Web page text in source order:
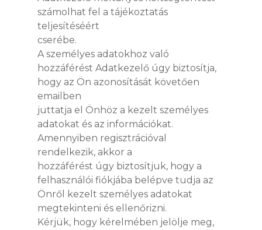
számolhat fel a tájékoztatás
teljesítéséért
cserébe.
A személyes adatokhoz való
hozzáférést Adatkezelő úgy biztosítja,
hogy az Ön azonosítását követően
emailben
juttatja el Önhöz a kezelt személyes
adatokat és az információkat.
Amennyiben regisztrációval
rendelkezik, akkor a
hozzáférést úgy biztosítjuk, hogy a
felhasználói fiókjába belépve tudja az
Önről kezelt személyes adatokat
megtekinteni és ellenőrizni.
Kérjük, hogy kérelmében jelölje meg,